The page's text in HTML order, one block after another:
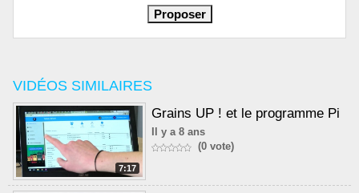
VIDÉOS SIMILAIRES
7:17
Grains UP ! et le programme Pi
Il y a 8 ans
(0 vote)